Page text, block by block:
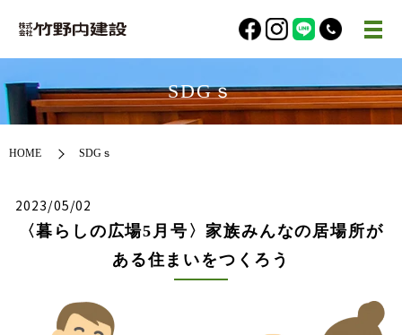
SDGｓ
HOME SDGｓ
2023/05/02
〈暮らしの広場5月号〉家族みんなの居場所が
ある住まいをつくろう